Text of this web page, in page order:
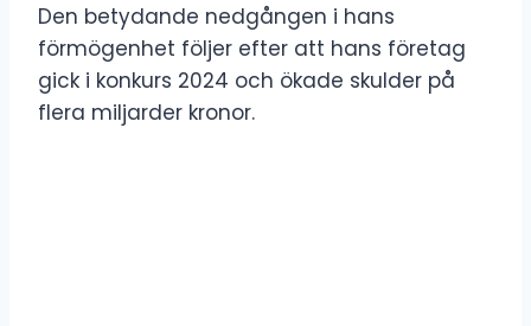
Den betydande nedgången i hans
förmögenhet följer efter att hans företag
gick i konkurs 2024 och ökade skulder på
flera miljarder kronor.